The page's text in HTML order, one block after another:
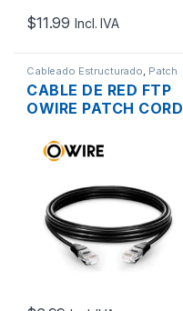
$11.99 Incl. IVA
Cableado Estructurado Patch
CABLE DE RED FTP
OWIRE PATCH CORD
3MTS. | OWR-
PCNC6AF-3M